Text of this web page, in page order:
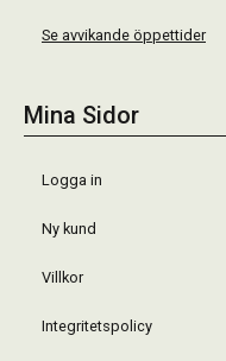
Se avvikande öppettider
Mina Sidor
Logga in
Ny kund
Villkor
Integritetspolicy